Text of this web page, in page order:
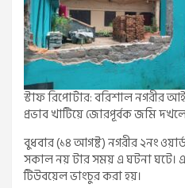
স্টাফ রিপোর্টার: বরিশাল নগরীর
প্রভাব খাটিয়ে জোরপূর্বক জমি
বুধবার (১৪ আগষ্ট) নগরীর ২নং
সকাল নয় টার সময় এ ঘটনা ঘটে।
টিউবয়েল ভাংচুর করা হয়।